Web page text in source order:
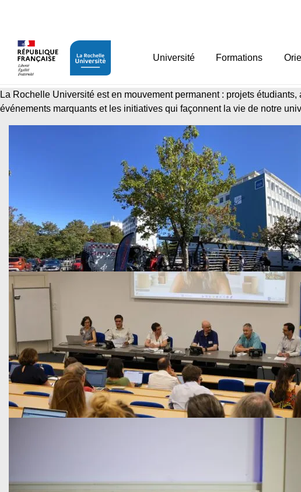
Université Formations
Découvre toutes nos
La Rochelle Université est en mouvement permanent : projets
événements marquants et les initiatives qui façonnent la vie de notre
Vie de l'Université
Publié le 8 juillet 2026
Des ateliers de réparation pour votre…
La Rochelle Université propose un service de réparation de vélos